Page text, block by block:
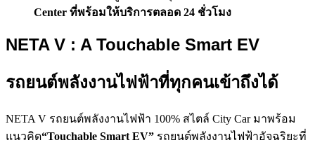
Center ที่พร้อมให้บริการตลอด 24 ชั่วโมง
NETA V : A Touchable Smart EV
รถยนต์พลังงานไฟฟ้าที่ทุกคนเข้าถึงได้
NETA V รถยนต์พลังงานไฟฟ้า 100% สไตล์ City Car มาพร้อม
แนวคิด“Touchable Smart EV” รถยนต์พลังงานไฟฟ้าอัจฉริยะที่